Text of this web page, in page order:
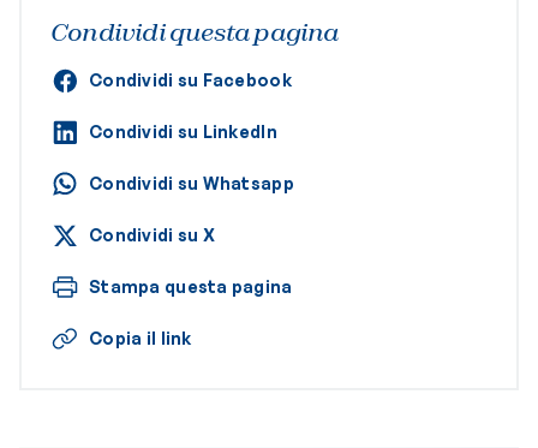
Condividi questa pagina
Condividi su Facebook
Condividi su LinkedIn
Condividi su Whatsapp
Condividi su X
Stampa questa pagina
Copia il link